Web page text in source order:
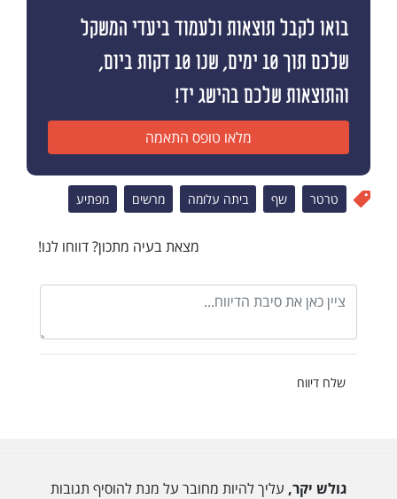
בואו לקבל תוצאות ולעמוד ביעדי המשקל
שלכם תוך 10 ימים, שנו 10 דקות ביום,
והתוצאות שלכם בהישג יד!
מלאו טופס התאמה
טרטר שף ביתה עלומה מרשים מפתיע
מצאת בעיה מתכון? דווחו לנו!
שלח דיווח
גולש יקר, עליך להיות מחובר על מנת להוסיף תגובות